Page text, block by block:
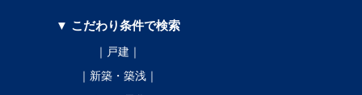
▼ こだわり条件で検索
｜戸建｜
｜新築・築浅｜